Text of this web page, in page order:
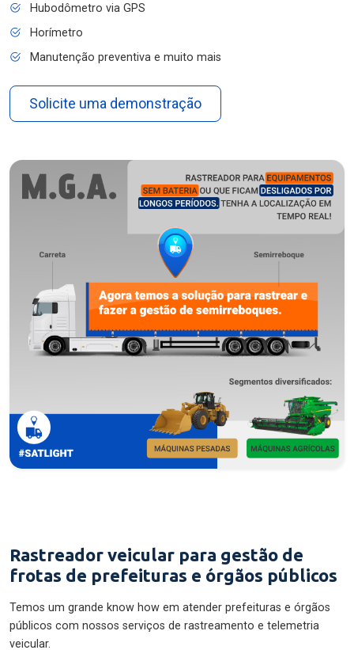
Hubodômetro via GPS
Horímetro
Manutenção preventiva e muito mais
Solicite uma demonstração
Rastreador veicular para gestão de
frotas de prefeituras e órgãos públicos
Temos um grande know how em atender prefeituras e órgãos
públicos com nossos serviços de rastreamento e telemetria
veicular.